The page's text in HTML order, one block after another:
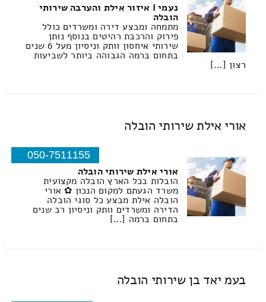
נעמי I איזור אילת והערבה שירותי
הובלה
מתמחה ומבצע דירה ומשרדים כולל
פירוק והרכבת רהיטים בנוסף נותן
שירותי איחסון וותק וניסיון מעל 6 שנים
בתחום ברמה הגבוהה ביותר לשביעות
רצון […]
אורי אילת שירותי הובלה
050-7511155
אורי אילת שירותי הובלה
הובלות בכל הארץ הובלה מקצועית
משרד הגעתם למקום הנכון ✿ אורי
הובלה אילת מבצע כל סוגי הובלה
הדירה ומשרדים וותק וניסיון רב שנים
בתחום ברמה […]
בעמ יאד בן שירותי הובלה